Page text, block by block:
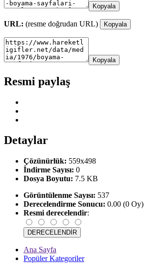
Kopyala
URL: (resme doğrudan URL) Kopyala
Kopyala
Resmi paylaş
Detaylar
Çözünürlük: 559x498
İndirme Sayısı: 0
Dosya Boyutu: 7.5 KB
Görüntülenme Sayısı: 537
Derecelendirme Sonucu: 0.00 (0 Oy)
Resmi derecelendir:
Ana Sayfa
Popüler Kategoriler